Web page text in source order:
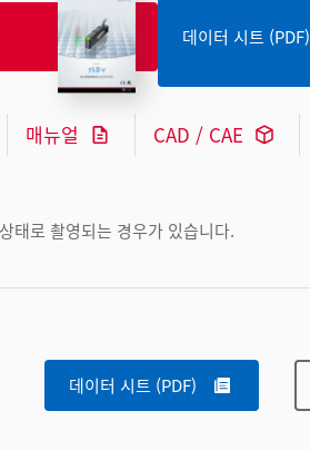
태로 촬영되는 경우가 있습니다.
데이터 시트 (PDF)
매뉴얼 CAD / CAE
데이터 시트 (PDF)